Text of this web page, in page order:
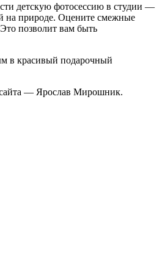
детскую фотосессию в студии —
на природе. Оцените смежные
позволит вам быть
в красивый подарочный
сайта — Ярослав Мирошник.